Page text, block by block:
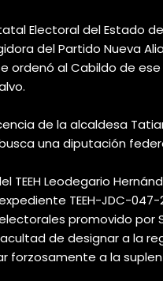
Electoral del Estado de
del Partido Nueva
ordenó al Cabildo de
de la alcaldesa
una diputación
Leodegario
TEEH-JDC-047-
promovido por
de designar a la
forzosamente a la